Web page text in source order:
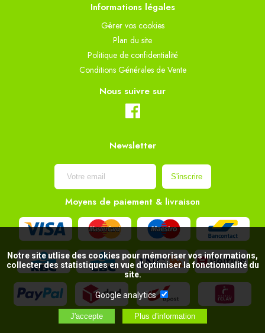
Informations légales
Gèrer vos cookies
Plan du site
Politique de confidentialité
Conditions Générales de Vente
Nous suivre sur
Newsletter
Moyens de paiement & livraison
Notre site utlise des cookies pour mémoriser vos informations,
collecter des statistiques en vue d’optimiser la fonctionnalité du
site.
Google analytics